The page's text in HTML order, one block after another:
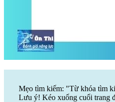
Mẹo tìm kiếm: "Từ khóa tìm
Lưu ý! Kéo xuống cuối trang